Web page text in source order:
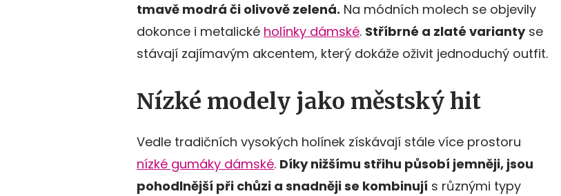
tmavě modrá či olivově zelená. Na módních molech se objevily
dokonce i metalické holínky dámské. Stříbrné a zlaté variantyse
stávají zajímavým akcentem, který dokáže oživit jednoduchý outfit.
Nízké modely jako městský hit
Vedle tradičních vysokých holínek získávají stále více prostoru
nízké gumáky dámské. Díky nižšímu střihu působí jemněji, jsou
pohodlnější při chůzi a snadněji se kombinují s různými typy